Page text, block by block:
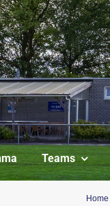
Teams
Home